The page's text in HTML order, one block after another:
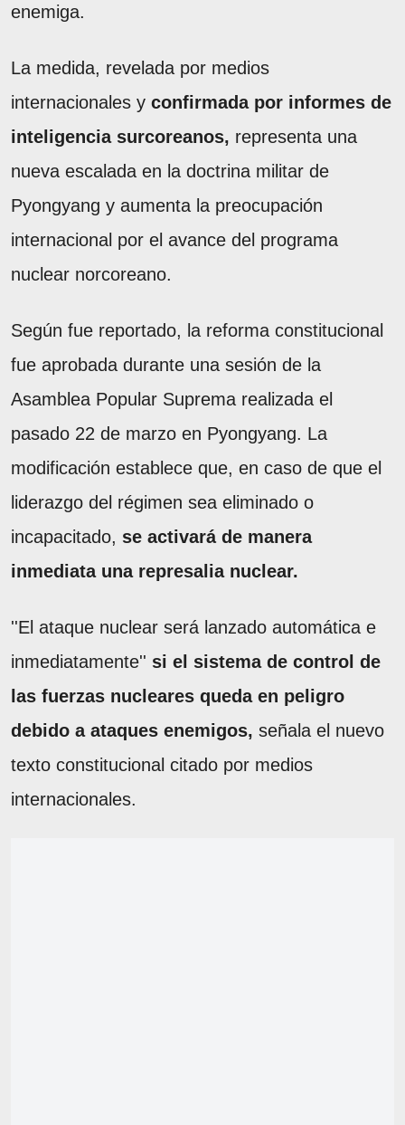
enemiga.
La medida, revelada por medios
internacionales y confirmada por informes de
inteligencia surcoreanos, representa una
nueva escalada en la doctrina militar de
Pyongyang y aumenta la preocupación
internacional por el avance del programa
nuclear norcoreano.
Según fue reportado, la reforma constitucional
fue aprobada durante una sesión de la
Asamblea Popular Suprema realizada el
pasado 22 de marzo en Pyongyang. La
modificación establece que, en caso de que el
liderazgo del régimen sea eliminado o
incapacitado, se activará de manera
inmediata una represalia nuclear.
''El ataque nuclear será lanzado automática e
inmediatamente'' si el sistema de control de
las fuerzas nucleares queda en peligro
debido a ataques enemigos, señala el nuevo
texto constitucional citado por medios
internacionales.